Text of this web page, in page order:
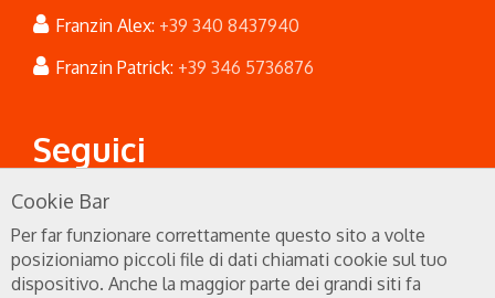
Franzin Alex: +39 340 8437940
Franzin Patrick: +39 346 5736876
Seguici
Cookie Bar
Per far funzionare correttamente questo sito a volte
posizioniamo piccoli file di dati chiamati cookie sul tuo
dispositivo. Anche la maggior parte dei grandi siti fa